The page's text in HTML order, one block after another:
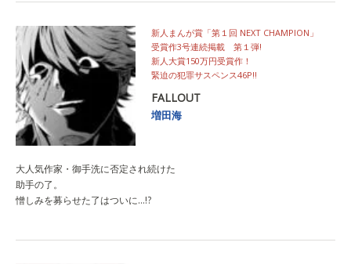
新人まんが賞「第１回 NEXT CHAMPION」
受賞作3号連続掲載 第１弾!
新人大賞150万円受賞作！
緊迫の犯罪サスペンス46P!!
FALLOUT
増田海
大人気作家・御手洗に否定され続けた
助手の了。
憎しみを募らせた了はついに…!?